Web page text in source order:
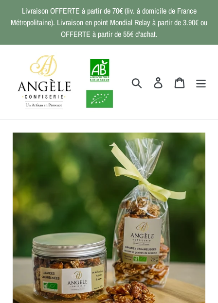
contenu
Livraison OFFERTE à partir de 70€ (liv. à domicile de France
Métropolitaine). Livraison en point Mondial Relay à partir de 3.90€ ou
OFFERTE à partir de 55€ d'achat.
RechercherSe connecter
Panier